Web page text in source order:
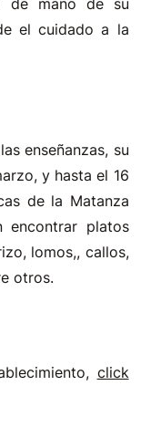
el cuidado a la
enseñanzas, su
y hasta el 16
de la Matanza
encontrar platos
lomos,, callos,
otros.
click